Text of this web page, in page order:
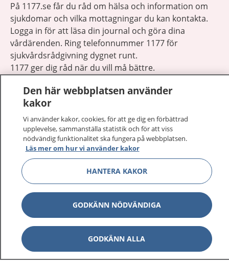
På 1177.se får du råd om hälsa och information om
sjukdomar och vilka mottagningar du kan kontakta.
Logga in för att läsa din journal och göra dina
vårdärenden. Ring telefonnummer 1177 för
sjukvårdsrådgivning dygnet runt.
1177 ger dig råd när du vill må bättre.
1177 på flera språk
Om 1177 Visa
Kontakt
Behandling av personuppgifter
Hantering av kakor
Den här webbplatsen använder
kakor
Vi använder kakor, cookies, för att ge dig en förbättrad
upplevelse, sammanställa statistik och för att viss
nödvändig funktionalitet ska fungera på webbplatsen.
Läs mer om hur vi använder kakor
HANTERA KAKOR
GODKÄNN NÖDVÄNDIGA
GODKÄNN ALLA